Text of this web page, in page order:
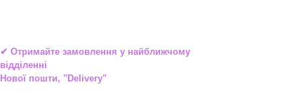
✔ Отримайте замовлення у найближчому
відділенні
Нової пошти, "Delivery"